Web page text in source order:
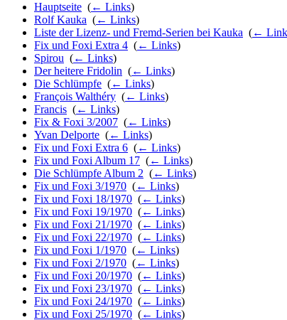
Hauptseite (← Links)
Rolf Kauka (← Links)
Liste der Lizenz- und Fremd-Serien bei Kauka (←
Fix und Foxi Extra 4 (← Links)
Spirou (← Links)
Der heitere Fridolin (← Links)
Die Schlümpfe (← Links)
François Walthéry (← Links)
Francis (← Links)
Fix & Foxi 3/2007 (← Links)
Yvan Delporte (← Links)
Fix und Foxi Extra 6 (← Links)
Fix und Foxi Album 17 (← Links)
Die Schlümpfe Album 2 (← Links)
Fix und Foxi 3/1970 (← Links)
Fix und Foxi 18/1970 (← Links)
Fix und Foxi 19/1970 (← Links)
Fix und Foxi 21/1970 (← Links)
Fix und Foxi 22/1970 (← Links)
Fix und Foxi 1/1970 (← Links)
Fix und Foxi 2/1970 (← Links)
Fix und Foxi 20/1970 (← Links)
Fix und Foxi 23/1970 (← Links)
Fix und Foxi 24/1970 (← Links)
Fix und Foxi 25/1970 (← Links)